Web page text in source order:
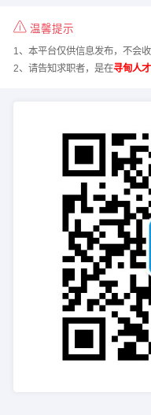
温馨提示
1、本平台仅供信息发布，不会
2、请告知求职者，是在寻甸人